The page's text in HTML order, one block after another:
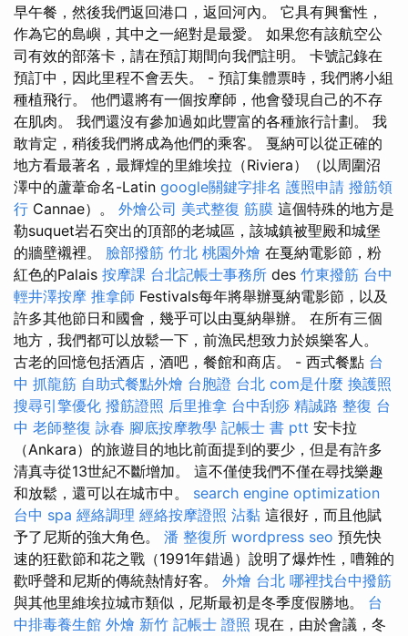
早午餐，然後我們返回港口，返回河內。 它具有興奮性，
作為它的島嶼，其中之一絕對是最愛。 如果您有該航空公
司有效的部落卡，請在預訂期間向我們註明。 卡號記錄在
預訂中，因此里程不會丟失。 - 預訂集體票時，我們將小組
種植飛行。 他們還將有一個按摩師，他會發現自己的不存
在肌肉。 我們還沒有參加過如此豐富的各種旅行計劃。 我
敢肯定，稍後我們將成為他們的乘客。 戛納可以從正確的
地方看最著名，最輝煌的里維埃拉（Riviera）（以周圍沼
澤中的蘆葦命名-Latin google關鍵字排名 護照申請 撥筋領
行 Cannae）。 外燴公司 美式整復 筋膜 這個特殊的地方是
勒suquet岩石突出的頂部的老城區，該城鎮被聖殿和城堡
的牆壁襯裡。 臉部撥筋 竹北 桃園外燴 在戛納電影節，粉
紅色的Palais 按摩課 台北記帳士事務所 des 竹東撥筋 台中
輕井澤按摩 推拿師 Festivals每年將舉辦戛納電影節，以及
許多其他節日和國會，幾乎可以由戛納舉辦。 在所有三個
地方，我們都可以放鬆一下，前漁民想致力於娛樂客人。
古老的回憶包括酒店，酒吧，餐館和商店。 - 西式餐點 台
中 抓龍筋 自助式餐點外燴 台胞證 台北 com是什麼 換護照
搜尋引擎優化 撥筋證照 后里推拿 台中刮痧 精誠路 整復 台
中 老師整復 詠春 腳底按摩教學 記帳士 書 ptt 安卡拉
（Ankara）的旅遊目的地比前面提到的要少，但是有許多
清真寺從13世紀不斷增加。 這不僅使我們不僅在尋找樂趣
和放鬆，還可以在城市中。 search engine optimization
台中 spa 經絡調理 經絡按摩證照 沾黏 這很好，而且他賦
予了尼斯的強大角色。 潘 整復所 wordpress seo 預先快
速的狂歡節和花之戰（1991年錯過）說明了爆炸性，嘈雜的
歡呼聲和尼斯的傳統熱情好客。 外燴 台北 哪裡找台中撥筋
與其他里維埃拉城市類似，尼斯最初是冬季度假勝地。 台
中排毒養生館 外燴 新竹 記帳士 證照 現在，由於會議，冬